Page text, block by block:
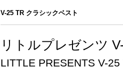
V-25 TR クラシックベスト
リトルプレゼンツ
LITTLE PRESENTS V-